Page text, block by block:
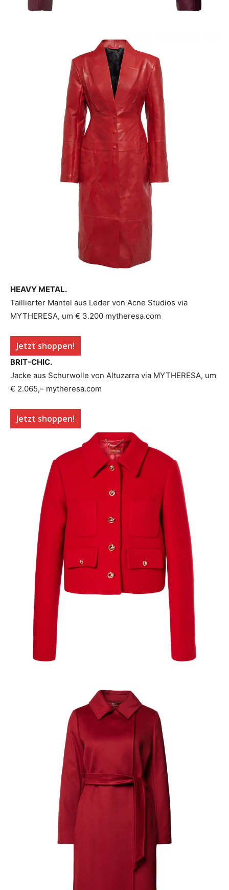
HEAVY METAL.
Taillierter Mantel aus Leder von Acne Studios via
MYTHERESA, um € 3.200 mytheresa.com
Jetzt shoppen!
BRIT-CHIC.
Jacke aus Schurwolle von Altuzarra via MYTHERESA, um
€ 2.065,– mytheresa.com
Jetzt shoppen!